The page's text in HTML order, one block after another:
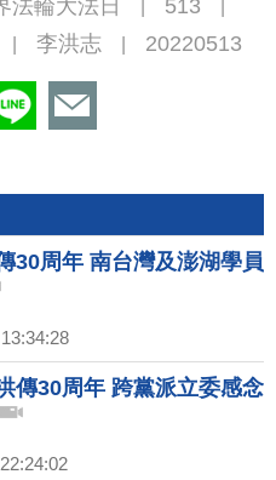
法輪大法日 513
李洪志 20220513
30周年 南台灣及澎湖學員
傳30周年 跨黨派立委感念